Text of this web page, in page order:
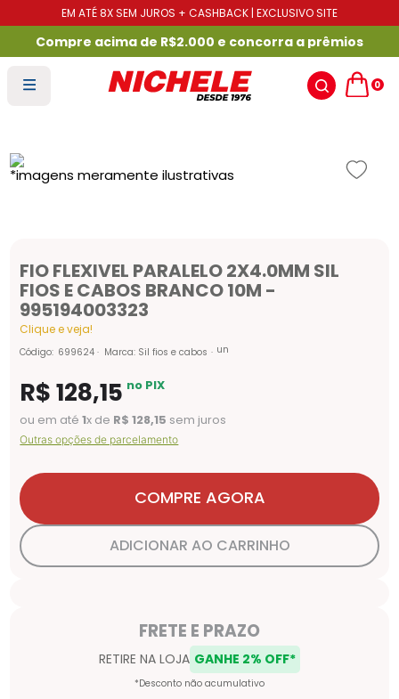
EM ATÉ 8X SEM JUROS + CASHBACK | EXCLUSIVO SITE
Compre acima de R$2.000 e concorra a prêmios
0
FIO FLEXIVEL PARALELO 2X4.0MM SIL
FIOS E CABOS BRANCO 10M -
995194003323
Clique e veja!
Código: 699624 Marca: Sil fios e cabos un
R$128,15 no PIX
ou em até1x de R$ 128,15 sem juros
Outras opções de parcelamento
COMPRE AGORA
ADICIONAR AO CARRINHO